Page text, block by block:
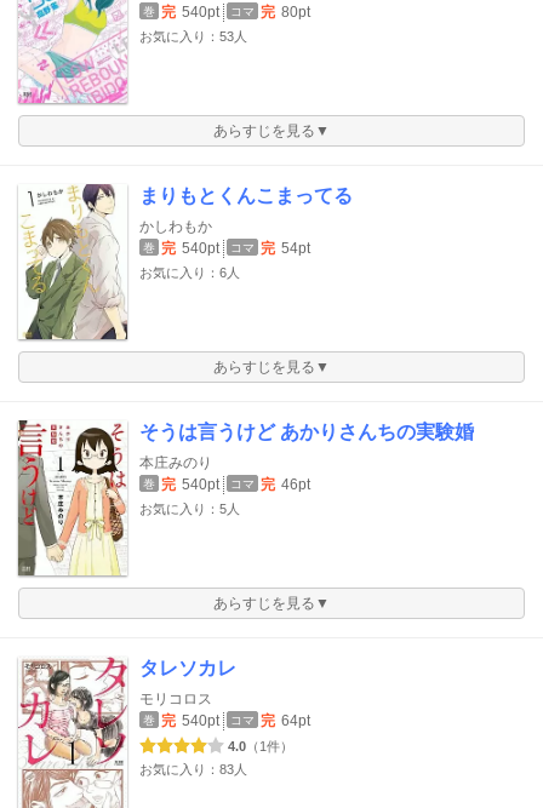
巻 完 540pt コマ 完 80pt
お気に入り：53人
あらすじを見る▼
まりもとくんこまってる
かしわもか
巻 完 540pt コマ 完 54pt
お気に入り：6人
あらすじを見る▼
そうは言うけど あかりさんちの実験婚
本庄みのり
巻 完 540pt コマ 完 46pt
お気に入り：5人
あらすじを見る▼
タレソカレ
モリコロス
巻 完 540pt コマ 完 64pt
4.0 （1件）
お気に入り：83人